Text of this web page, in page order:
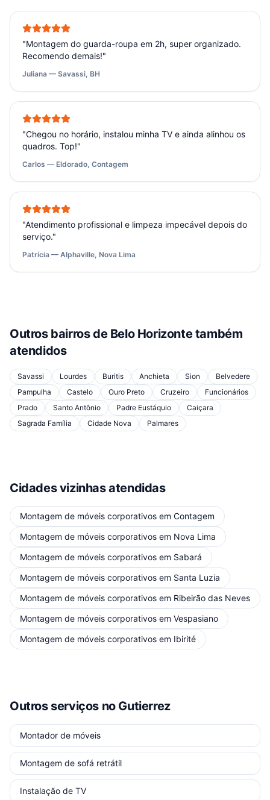
"Montagem do guarda-roupa em 2h, super organizado.
Recomendo demais!"
Juliana — Savassi, BH
"Chegou no horário, instalou minha TV e ainda alinhou os
quadros. Top!"
Carlos — Eldorado, Contagem
"Atendimento profissional e limpeza impecável depois do
serviço."
Patrícia — Alphaville, Nova Lima
Outros bairros de Belo Horizontetambém
atendidos
Savassi Lourdes Buritis Anchieta Sion
Belvedere
Pampulha
Castelo Ouro Preto Cruzeiro
Funcionários
Prado
Santo Antônio Padre Eustáquio
Caiçara
Sagrada Família
Cidade Nova Palmares
Cidades vizinhas atendidas
Montagem de móveis corporativos em Contagem
Montagem de móveis corporativos em Nova Lima
Montagem de móveis corporativos em Sabará
Montagem de móveis corporativos em Santa Luzia
Montagem de móveis corporativos em Ribeirão das Neves
Montagem de móveis corporativos em Vespasiano
Montagem de móveis corporativos em Ibirité
Outros serviços no Gutierrez
Montador de móveis
Montagem de sofá retrátil
Instalação de TV